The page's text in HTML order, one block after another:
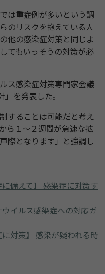
は重症例が多いという調
のリスクを抱えている人
他の感染症対策と同じよ
てもいっそうの対策が必
ス感染症対策専門家会議
を発表した。
することは可能だと考え
ら１～２週間が急速な拡
際となります」と強調し
に備えて】 感染症に対策す
イルス感染症への対応ガ
に対策】 感染が疑われる時